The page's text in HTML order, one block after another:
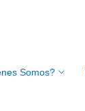
Somos?